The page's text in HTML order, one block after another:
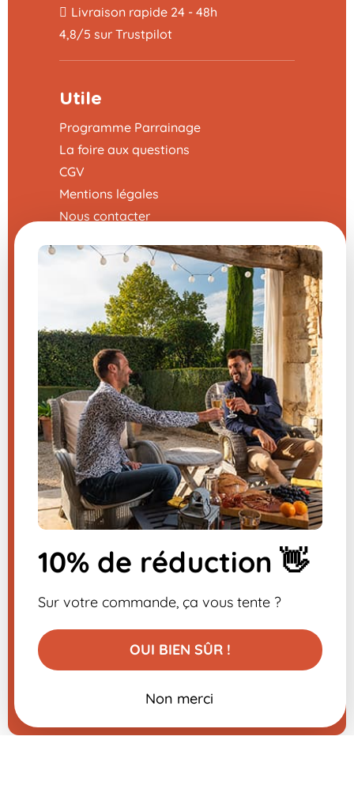
Livraison rapide 24 - 48h
4,8/5 sur Trustpilot
Utile
Programme Parrainage
La foire aux questions
CGV
Mentions légales
Nous contacter
cookies
Une question sur un de nos
produits ?
Nous vous répondons sans attendre du
lundi au vendredi de 8h-12h / 13h-16h
04 66 36 66 03
(prix d’un appel local )
Inscrivez-vous à la
-10% sur votre première commande
10% de réduction 👋
Sur votre commande, ça vous tente ?
Non merci
OUI BIEN SÛR !